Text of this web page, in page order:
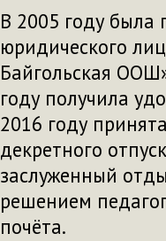
В 2005 году была
юридического
Байгольская
году получила
2016 году
декретного
заслуженный
решением
почёта.